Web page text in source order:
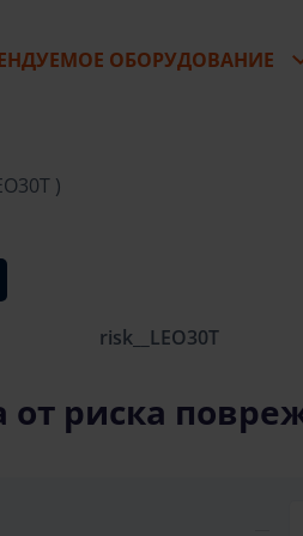
ОБОРУДОВАНИЕ
)
risk__LEO30T
риска